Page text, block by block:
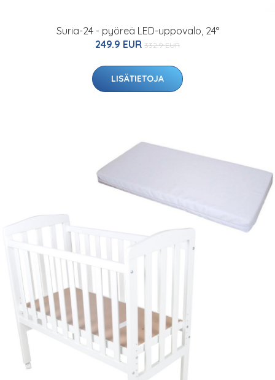
Suria-24 - pyöreä LED-uppovalo, 24°
249.9 EUR 332.9 EUR
LISÄTIETOJA